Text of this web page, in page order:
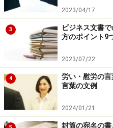
3.他人の悪口、噂話はしない
あなたが悪口を言ってい
介して相手の耳に入らな
もとです。
4.プライベートなことを詮索
恋人の有無や貯蓄高、信
トなことをしつこく尋ねる
2023/04/17
3
ビジネス文書
方のポイント9
2023/07/22
4
労い・慰労の
言葉の文例
2024/01/21
封筒の宛名の